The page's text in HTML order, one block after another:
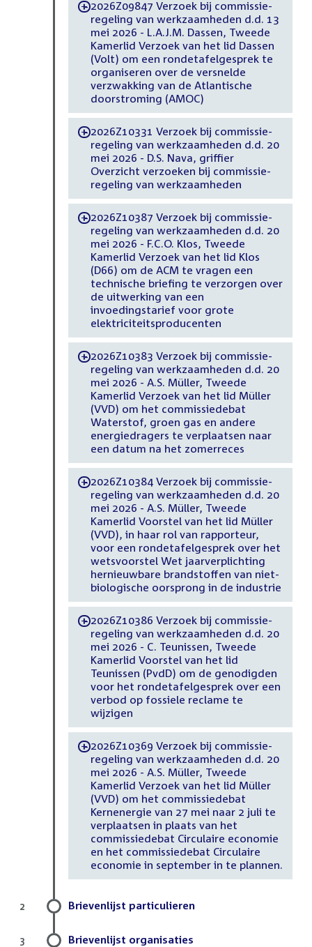
-2026Z09847 Verzoek bij commissie-
regeling van werkzaamheden d.d. 13
mei 2026 - L.A.J.M. Dassen, Tweede
Kamerlid Verzoek van het lid Dassen
(Volt) om een rondetafelgesprek te
organiseren over de versnelde
verzwakking van de Atlantische
doorstroming (AMOC)
-2026Z10331 Verzoek bij commissie-
regeling van werkzaamheden d.d. 20
mei 2026 - D.S. Nava, griffier
Overzicht verzoeken bij commissie-
regeling van werkzaamheden
-2026Z10387 Verzoek bij commissie-
regeling van werkzaamheden d.d. 20
mei 2026 - F.C.O. Klos, Tweede
Kamerlid Verzoek van het lid Klos
(D66) om de ACM te vragen een
technische briefing te verzorgen over
de uitwerking van een
invoedingstarief voor grote
elektriciteitsproducenten
-2026Z10383 Verzoek bij commissie-
regeling van werkzaamheden d.d. 20
mei 2026 - A.S. Müller, Tweede
Kamerlid Verzoek van het lid Müller
(VVD) om het commissiedebat
Waterstof, groen gas en andere
energiedragers te verplaatsen naar
een datum na het zomerreces
-2026Z10384 Verzoek bij commissie-
regeling van werkzaamheden d.d. 20
mei 2026 - A.S. Müller, Tweede
Kamerlid Voorstel van het lid Müller
(VVD), in haar rol van rapporteur,
voor een rondetafelgesprek over het
wetsvoorstel Wet jaarverplichting
hernieuwbare brandstoffen van niet-
biologische oorsprong in de industrie
-2026Z10386 Verzoek bij commissie-
regeling van werkzaamheden d.d. 20
mei 2026 - C. Teunissen, Tweede
Kamerlid Voorstel van het lid
Teunissen (PvdD) om de genodigden
voor het rondetafelgesprek over een
verbod op fossiele reclame te
wijzigen
-2026Z10369 Verzoek bij commissie-
regeling van werkzaamheden d.d. 20
mei 2026 - A.S. Müller, Tweede
Kamerlid Verzoek van het lid Müller
(VVD) om het commissiedebat
Kernenergie van 27 mei naar 2 juli te
verplaatsen in plaats van het
commissiedebat Circulaire economie
en het commissiedebat Circulaire
economie in september in te plannen.
Brievenlijst particulieren
2
Brievenlijst organisaties
3